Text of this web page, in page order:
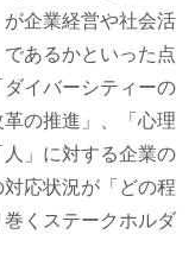
企業経営や社会活
あるかといった点
イバーシティーの
の推進」、「心理
」に対する企業の
応状況が「どの程
くステークホルダ